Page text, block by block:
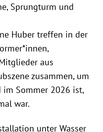
Sprungturm und
Huber treffen in der
aus
zusammen, um
im Sommer 2026 ist,
war.
unter Wasser